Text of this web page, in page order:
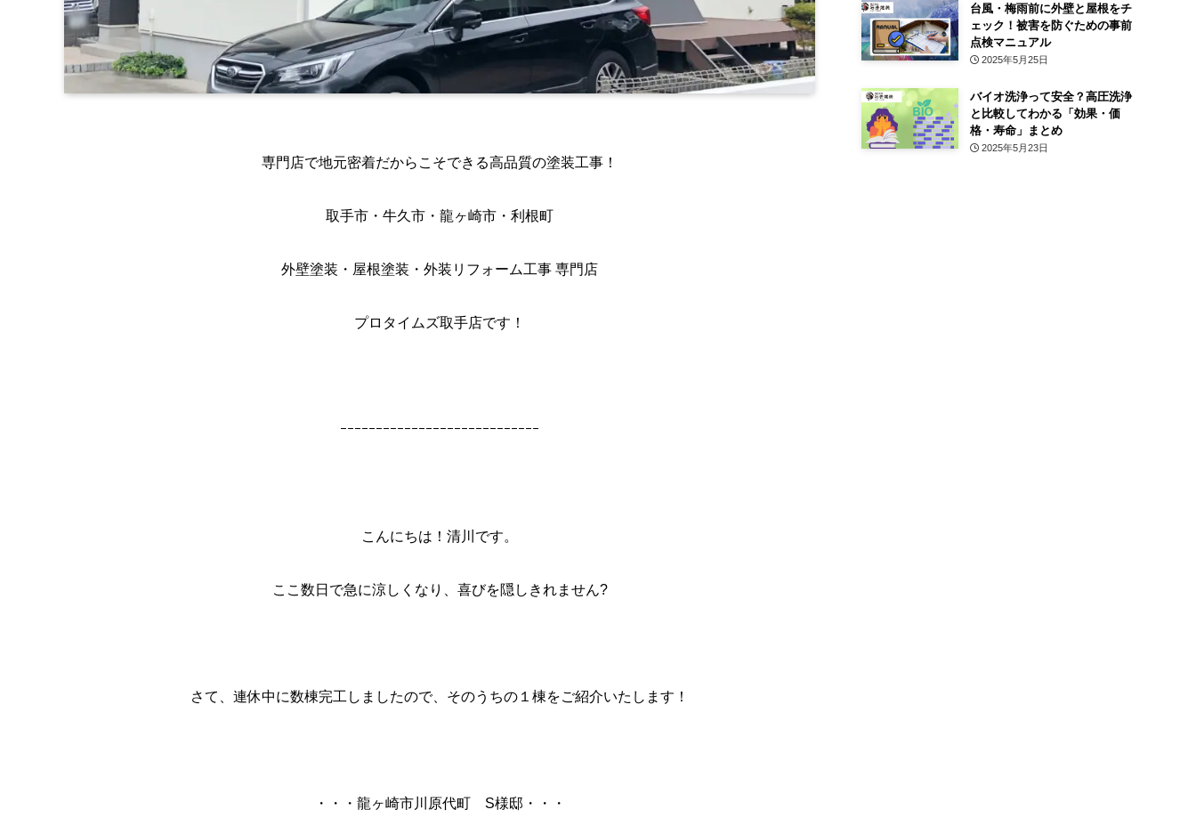
専門店で地元密着だからこそできる高品質の塗装工事！
取手市・牛久市・龍ヶ崎市・利根町
外壁塗装・屋根塗装・外装リフォーム工事 専門店
プロタイムズ取手店です！
ｰｰｰｰｰｰｰｰｰｰｰｰｰｰｰｰｰｰｰｰｰｰｰｰｰｰｰｰ
こんにちは！清川です。
ここ数日で急に涼しくなり、喜びを隠しきれません?
さて、連休中に数棟完工しましたので、そのうちの１棟をご紹介いたします！
・・・龍ヶ崎市川原代町 S様邸・・・
台風・梅雨前に外壁と屋根をチ
ェック！被害を防ぐための事前
点検マニュアル
2025年5月25日
バイオ洗浄って安全？高圧洗浄
と比較してわかる「効果・価
格・寿命」まとめ
2025年5月23日